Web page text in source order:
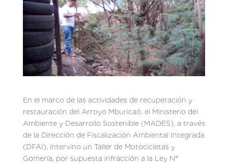
En el marco de las actividades de recuperación y
restauración del Arroyo Mburicaó, el Ministerio del
Ambiente y Desarrollo Sostenible (MADES), a través
de la Dirección de Fiscalización Ambiental Integrada
(DFAI), intervino un Taller de Motocicletas y
Gomería, por supuesta infracción a la Ley N°